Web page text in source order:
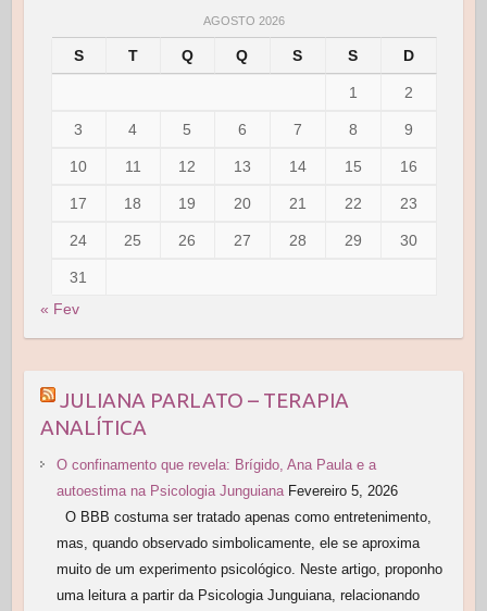
AGOSTO 2026
S T Q Q S S D
1 2
3 4 5 6 7 8 9
10 11 12 13 14 15 16
17 18 19 20 21 22 23
24 25 26 27 28 29 30
31
« Fev
JULIANA PARLATO – TERAPIA
ANALÍTICA
O confinamento que revela: Brígido, Ana Paula e a
autoestima na Psicologia Junguiana Fevereiro 5, 2026
O BBB costuma ser tratado apenas como entretenimento,
mas, quando observado simbolicamente, ele se aproxima
muito de um experimento psicológico. Neste artigo, proponho
uma leitura a partir da Psicologia Junguiana, relacionando